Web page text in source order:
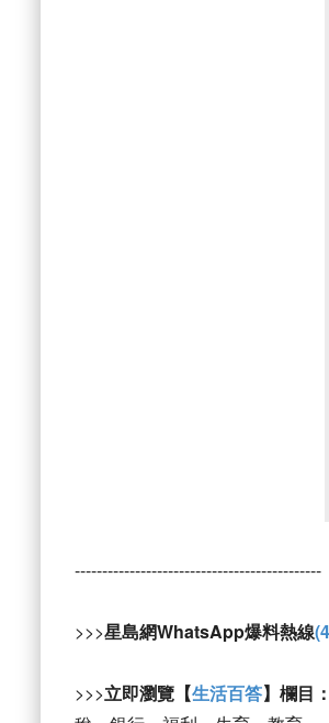
---------------------------------------------
>>>星島網WhatsApp爆料熱線
>>>立即瀏覽【生活百答】欄目：